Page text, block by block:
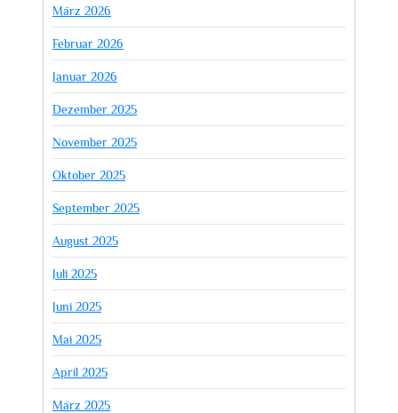
März 2026
Februar 2026
Januar 2026
Dezember 2025
November 2025
Oktober 2025
September 2025
August 2025
Juli 2025
Juni 2025
Mai 2025
April 2025
März 2025